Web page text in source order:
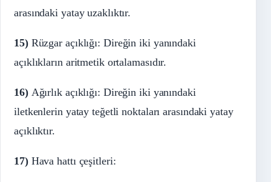
arasındaki yatay uzaklıktır.
15)Rüzgar açıklığı: Direğin iki yanındaki
açıklıkların aritmetik ortalamasıdır.
16)Ağırlık açıklığı: Direğin iki yanındaki
iletkenlerin yatay teğetli noktaları arasındaki yatay
açıklıktır.
17)Hava hattı çeşitleri: